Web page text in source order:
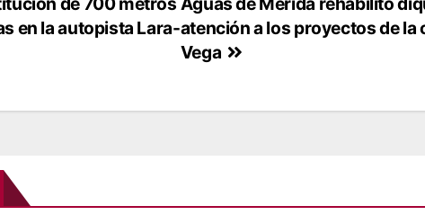
atención a los proyectos de la
Vega
en la autopista Lara-